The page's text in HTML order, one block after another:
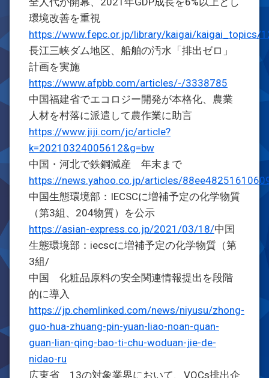
環境改善を重視
https://www.fepc.or.jp/library/kaigai/kaigai_topics/
長江三峡ダム地区、船舶の汚水「排出ゼロ」
計画を実施
https://www.afpbb.com/articles/-/3338785
中国福建省でエコロジー開発が本格化、農業
人材を村落に派遣して農作業に助言
https://www.jiji.com/jc/article?
k=20210324005612&g=bw
中国・河北で鉄鋼減産 年末まで
https://news.yahoo.co.jp/articles/
中国生態環境部：IECSCに増補予定の化学物質
（第3組、204物質）を公示
https://asian-express.co.jp/2021/03/18/中国
生態環境部：iecscに増補予定の化学物質（第
3組/
中国 化粧品原料の安全関連情報提出を段階
的に導入
https://jp.chemlinked.com/news/niyusu/zhong-
guo-hua-zhuang-pin-yuan-liao-noan-quan-
guan-lian-qing-bao-ti-chu-woduan-jie-de-
nidao-ru
広東省 13の対象業界において、VOCs排出企